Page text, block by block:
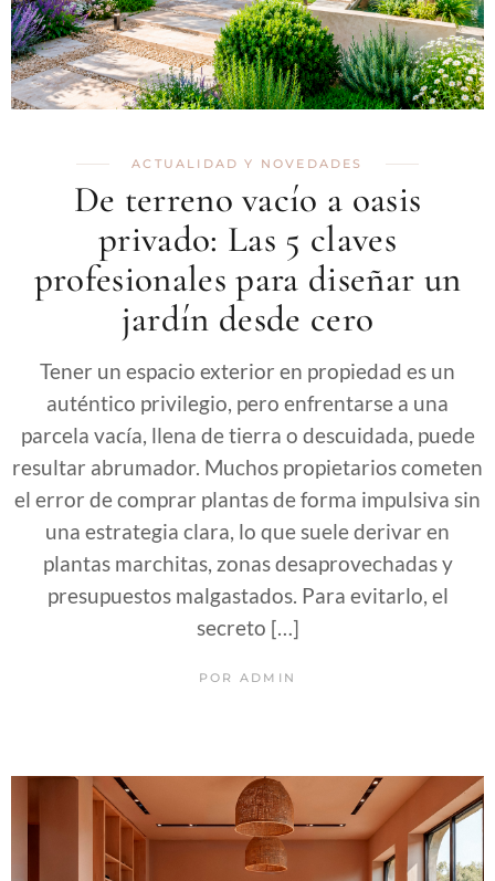
ACTUALIDAD Y NOVEDADES
De terreno vacío a oasis
privado: Las 5 claves
profesionales para diseñar un
jardín desde cero
Tener un espacio exterior en propiedad es un
auténtico privilegio, pero enfrentarse a una
parcela vacía, llena de tierra o descuidada, puede
resultar abrumador. Muchos propietarios cometen
el error de comprar plantas de forma impulsiva sin
una estrategia clara, lo que suele derivar en
plantas marchitas, zonas desaprovechadas y
presupuestos malgastados. Para evitarlo, el
secreto […]
POR ADMIN